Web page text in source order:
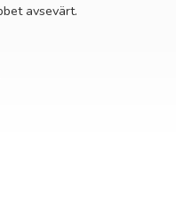
avsevärt.